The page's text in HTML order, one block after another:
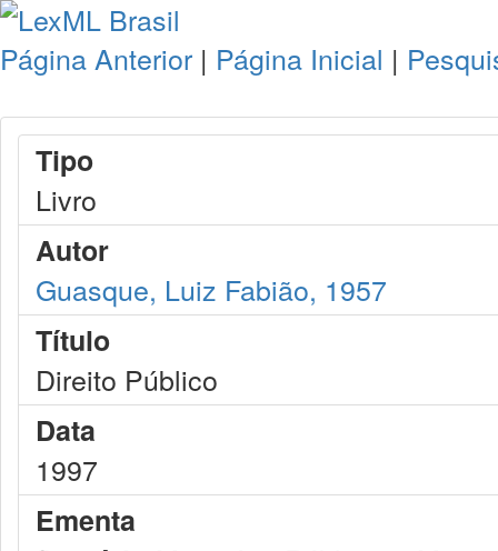
Página Anterior | Página Inicial |
Tipo
Livro
Autor
Guasque, Luiz Fabião, 1957
Título
Direito Público
Data
1997
Ementa